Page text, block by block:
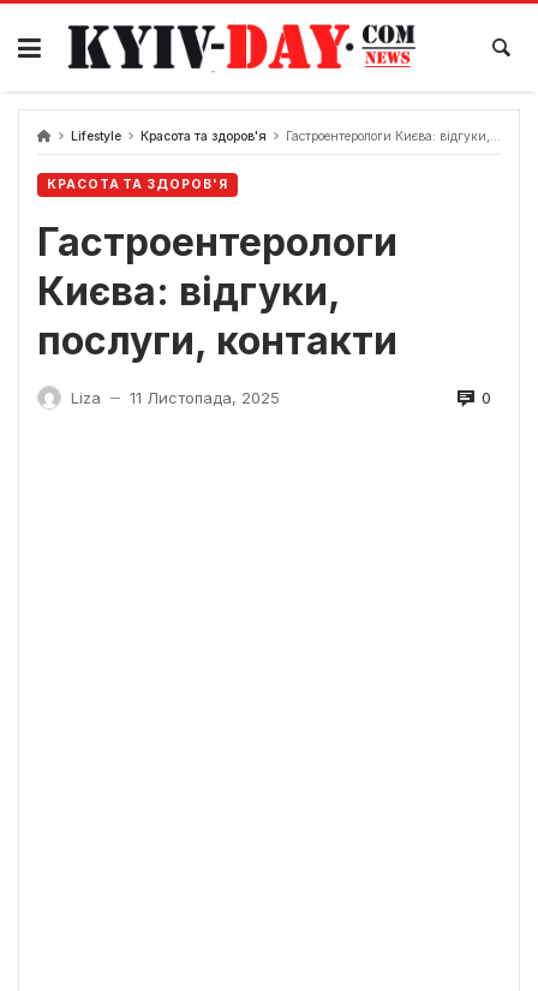
Перейти
вмісту
Lifestyle Красота та здоров'я Гастроентерологи Києва: відгуки, послуги, контакти
КРАСОТА ТА ЗДОРОВ'Я
Гастроентерологи
Києва: відгуки,
послуги, контакти
Liza — 11 Листопада, 2025 0